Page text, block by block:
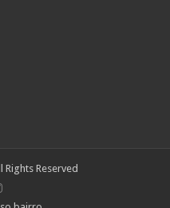
Reserved